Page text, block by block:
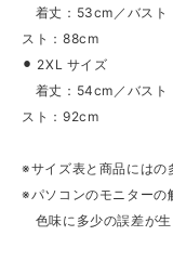
着丈：53cm／バスト
スト：88cm
⚫︎ 2XL サイズ
着丈：54cm／バスト
スト：92cm
※サイズ表と商品にはの
※パソコンのモニターの
色味に多少の誤差が生